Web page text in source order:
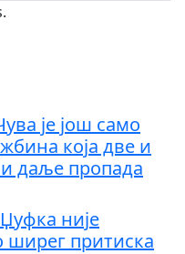
је још само
која две и
даље пропада
није
ширег притиска